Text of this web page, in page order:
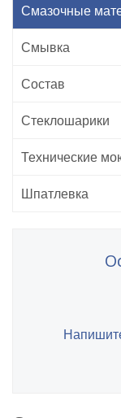
Смазочные
Смывка
Состав
Стеклошарики
Технические
Шпатлевка